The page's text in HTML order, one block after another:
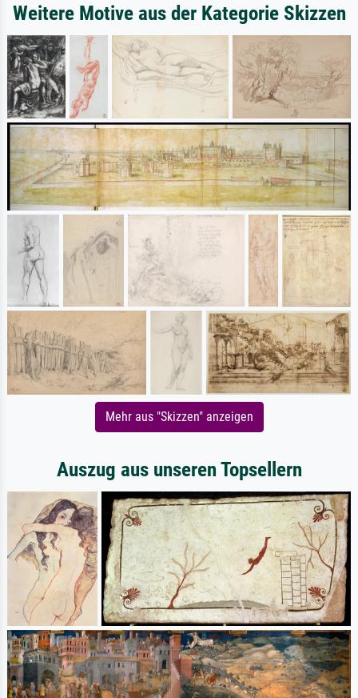
Weitere Motive aus der Kategorie Skizzen
Mehr aus "Skizzen" anzeigen
Auszug aus unseren Topsellern